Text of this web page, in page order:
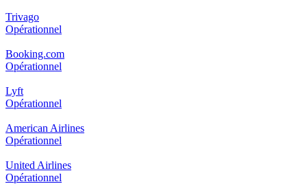
Trivago
Opérationnel
Booking.com
Opérationnel
Lyft
Opérationnel
American Airlines
Opérationnel
United Airlines
Opérationnel